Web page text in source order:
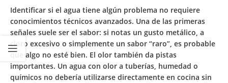
Identificar si el agua tiene algún problema no requiere
conocimientos técnicos avanzados. Una de las primeras
señales suele ser el sabor: si notas un gusto metálico, a
cloro excesivo o simplemente un sabor “raro”, es probable
que algo no esté bien. El olor también da pistas
importantes. Un agua con olor a tuberías, humedad o
químicos no debería utilizarse directamente en cocina sin